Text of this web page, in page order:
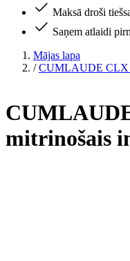
Maksā droši
Saņem atlaidi
Mājas lapa
/ CUMLAUDE CLX
mitrinošais